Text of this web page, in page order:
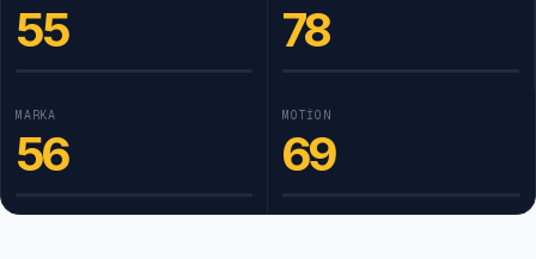
55 78
MARKA
56
MOTION
69